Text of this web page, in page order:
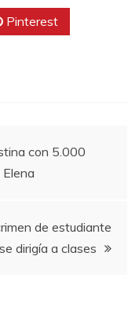
Pinterest
con 5.000
de estudiante
dirigía a clases